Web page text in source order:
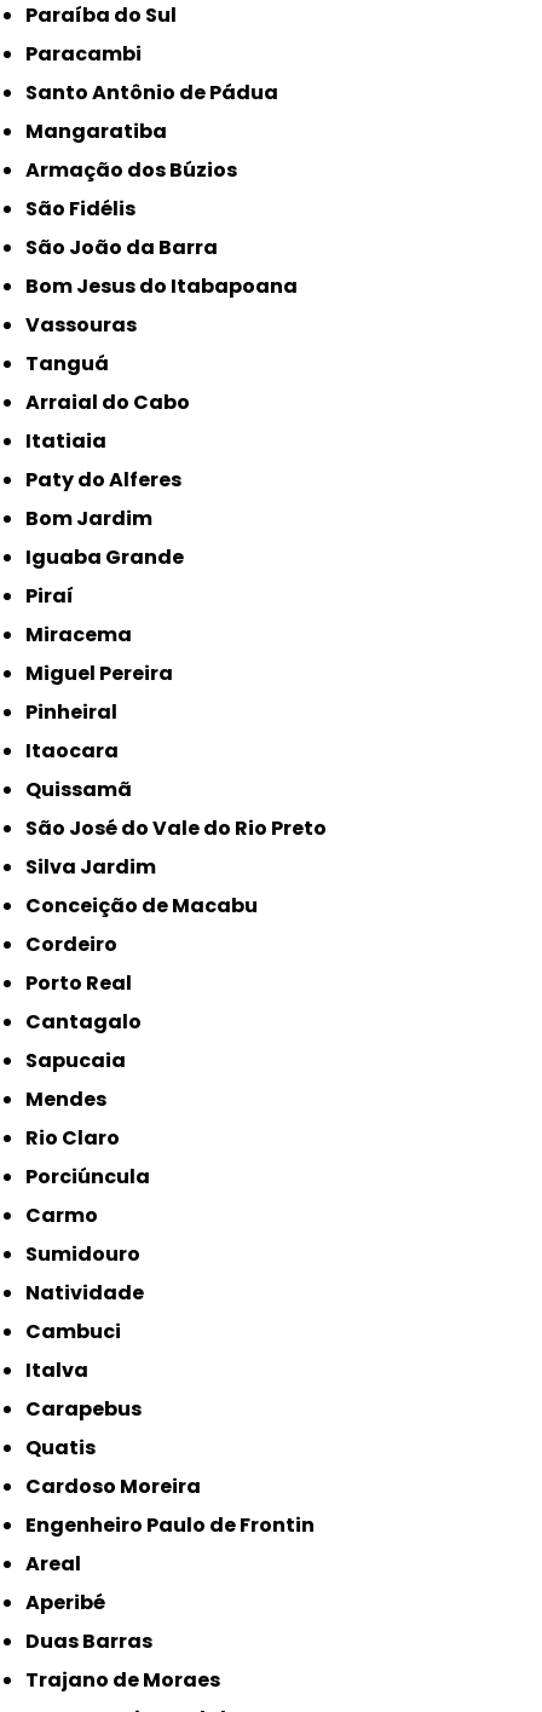
Paraíba do Sul
Paracambi
Santo Antônio de Pádua
Mangaratiba
Armação dos Búzios
São Fidélis
São João da Barra
Bom Jesus do Itabapoana
Vassouras
Tanguá
Arraial do Cabo
Itatiaia
Paty do Alferes
Bom Jardim
Iguaba Grande
Piraí
Miracema
Miguel Pereira
Pinheiral
Itaocara
Quissamã
São José do Vale do Rio Preto
Silva Jardim
Conceição de Macabu
Cordeiro
Porto Real
Cantagalo
Sapucaia
Mendes
Rio Claro
Porciúncula
Carmo
Sumidouro
Natividade
Cambuci
Italva
Carapebus
Quatis
Cardoso Moreira
Engenheiro Paulo de Frontin
Areal
Aperibé
Duas Barras
Trajano de Moraes